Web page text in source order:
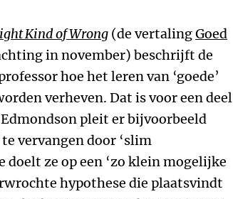
Kind of Wrong (de vertalingGoed
in november) beschrijft de
hoe het leren van ‘goede’
verheven. Dat is voor een deel
pleit er bijvoorbeeld
vervangen door ‘slim
doelt ze op een ‘zo klein mogelijke
hypothese die plaatsvindt